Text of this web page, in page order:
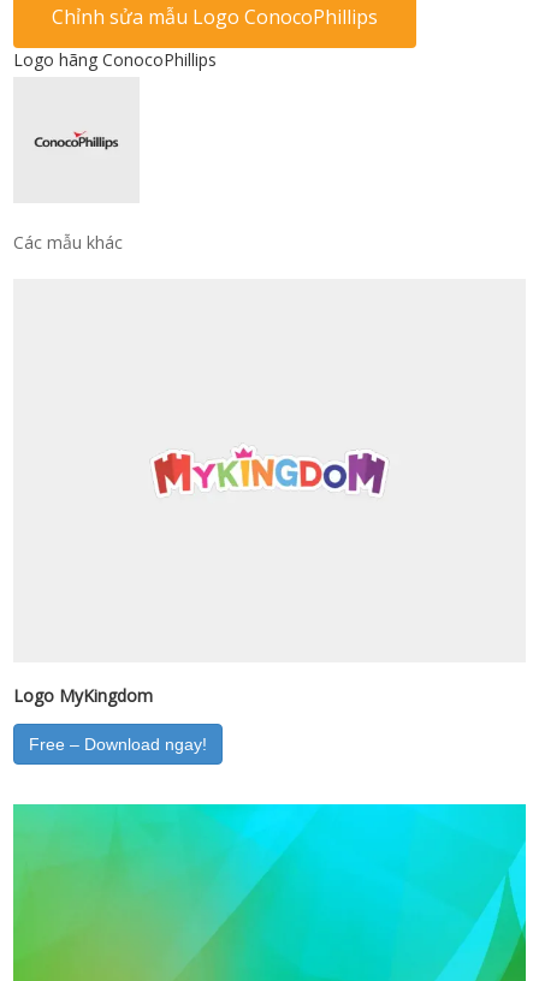
Chỉnh sửa mẫu Logo ConocoPhillips
Logo hãng ConocoPhillips
Các mẫu khác
Logo MyKingdom
Free – Download ngay!